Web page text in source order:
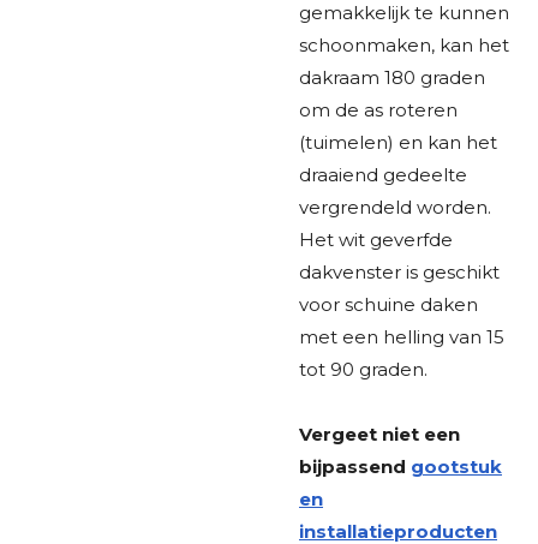
gemakkelijk te kunnen
schoonmaken, kan het
dakraam 180 graden
om de as roteren
(tuimelen) en kan het
draaiend gedeelte
vergrendeld worden.
Het wit geverfde
dakvenster is geschikt
voor schuine daken
met een helling van 15
tot 90 graden.
Vergeet niet een
bijpassend gootstuk
en
installatieproducten